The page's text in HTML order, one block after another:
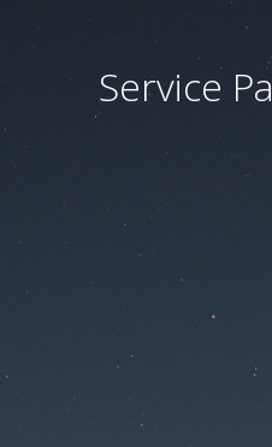
Service